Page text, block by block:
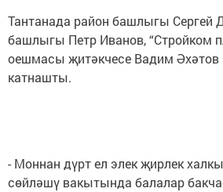
Тантанада район башлыгы Сергей
башлыгы Петр Иванов, “Стройком
оешмасы җитәкчесе Вадим
катнашты.
- Моннан дүрт ел элек җирлек
сөйләшү вакытында балалар